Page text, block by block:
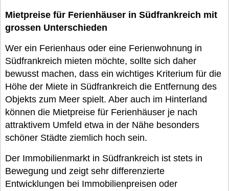
Mietpreise für Ferienhäuser in Südfrankreich mit
grossen Unterschieden
Wer ein Ferienhaus oder eine Ferienwohnung in
Südfrankreich mieten möchte, sollte sich daher
bewusst machen, dass ein wichtiges Kriterium für die
Höhe der Miete in Südfrankreich die Entfernung des
Objekts zum Meer spielt. Aber auch im Hinterland
können die Mietpreise für Ferienhäuser je nach
attraktivem Umfeld etwa in der Nähe besonders
schöner Städte ziemlich hoch sein.
Der Immobilienmarkt in Südfrankreich ist stets in
Bewegung und zeigt sehr differenzierte
Entwicklungen bei Immobilienpreisen oder